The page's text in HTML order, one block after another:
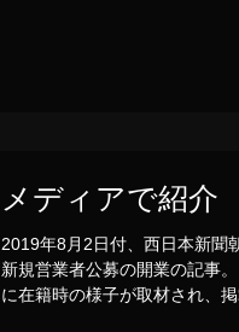
メディアで紹介
2019年8月2日付、西日本新聞
新規営業者公募の開業の記事
に在籍時の様子が取材され、